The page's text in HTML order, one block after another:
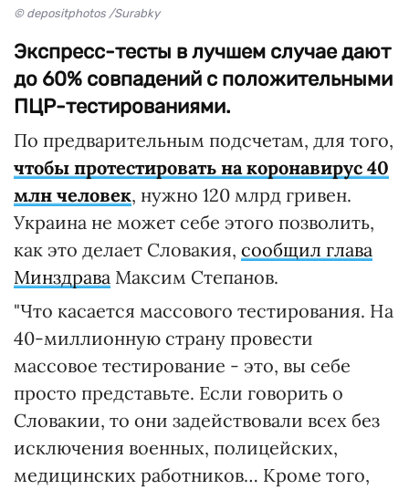
© depositphotos /Surabky
Экспресс-тесты в лучшем случае дают
до 60% совпадений с положительными
ПЦР-тестированиями.
По предварительным подсчетам, для того,
чтобы протестировать на коронавирус 40
млн человек, нужно 120 млрд гривен.
Украина не может себе этого позволить,
как это делает Словакия, сообщил глава
Минздрава Максим Степанов.
"Что касается массового тестирования. На
40-миллионную страну провести
массовое тестирование - это, вы себе
просто представьте. Если говорить о
Словакии, то они задействовали всех без
исключения военных, полицейских,
медицинских работников… Кроме того,